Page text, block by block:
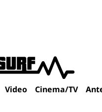
Video Cinema/TV